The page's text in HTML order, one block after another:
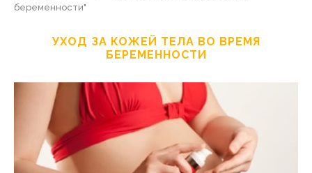
беременности"
УХОД ЗА КОЖЕЙ ТЕЛА ВО ВРЕМЯ
БЕРЕМЕННОСТИ